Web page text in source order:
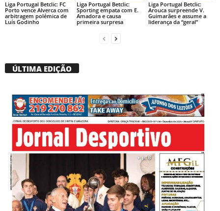
Liga Portugal Betclic: FC
Porto vence Alverca com
arbitragem polémica de
Luís Godinho
Liga Portugal Betclic:
Sporting empata com E.
Amadora e causa
primeira surpresa
Liga Portugal Betclic:
Arouca surpreende V.
Guimarães e assume a
liderança da “geral”
ÚLTIMA EDIÇÃO